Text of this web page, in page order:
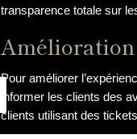
transparence totale sur
Amélioration
Pour améliorer
informer les clients des
clients utilisant des